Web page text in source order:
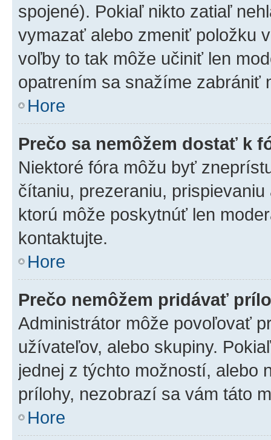
spojené). Pokiaľ nikto zatiaľ
vymazať alebo zmeniť položku
voľby to tak môže učiniť len
opatrením sa snažíme zabrániť
Hore
Prečo sa nemôžem dostať k
Niektoré fóra môžu byť
čítaniu, prezeraniu,
ktorú môže poskytnúť len
kontaktujte.
Hore
Prečo nemôžem pridávať
Administrátor môže povoľovať
užívateľov, alebo skupiny.
jednej z týchto možností, alebo
prílohy, nezobrazí sa vám táto
Hore